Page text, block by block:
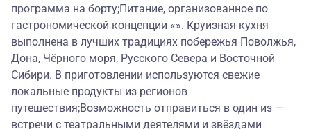
программа на борту;Питание, организованное по
гастрономической концепции «». Круизная кухня
выполнена в лучших традициях побережья Поволжья,
Дона, Чёрного моря, Русского Севера и Восточной
Сибири. В приготовлении используются свежие
локальные продукты из регионов
путешествия;Возможность отправиться в один из —
встречи с театральными деятелями и звёздами